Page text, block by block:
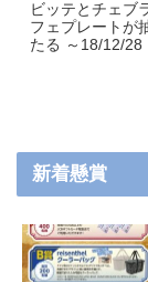
ビッテとチェブ
フェプレートが
たる ～18/12/28
新着懸賞